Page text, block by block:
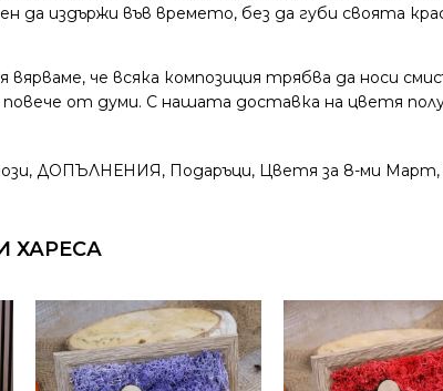
да издържи във времето, без да губи своята
вярваме, че всяка композиция трябва да носи
от думи. С нашата доставка на цветя
, ДОПЪЛНЕНИЯ, Подаръци, Цветя за 8-ми Март,
ХАРЕСА